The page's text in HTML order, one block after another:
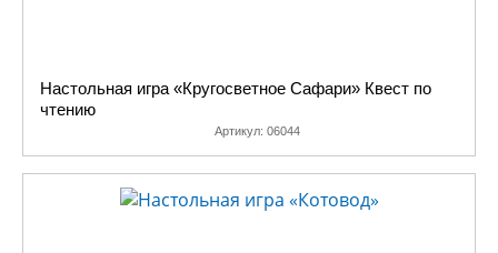
Настольная игра «Кругосветное Сафари» Квест по
чтению
Артикул: 06044